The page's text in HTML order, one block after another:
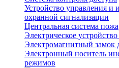
Устройство управления и
охранной сигнализации
Центральная система
Электрическое
Электромагнитный замок
Электронный носитель
режимов